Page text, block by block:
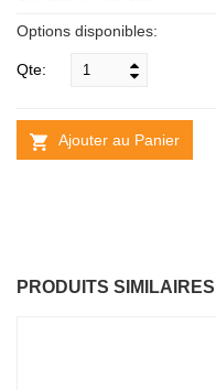
Options disponibles:
Qte:
Ajouter au Panier
PRODUITS SIMILAIRES